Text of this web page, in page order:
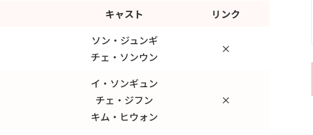
キャスト リンク
ソン・ジュンギ
チェ・ソンウン
×
イ・ソンギュン
チェ・ジフン
キム・ヒウォン
×